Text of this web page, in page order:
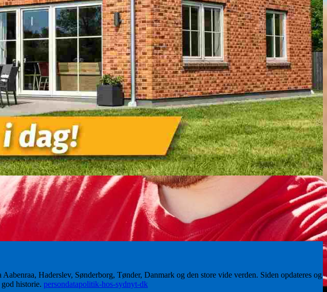
Haderslev, Sønderborg, Tønder, Danmark og den store vide verden. Siden opdateres og
historie. persondatapolitik-hos-sydnyt-dk